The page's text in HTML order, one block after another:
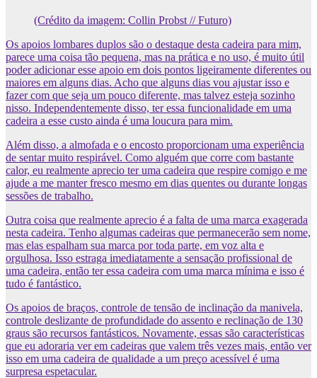
(Crédito da imagem: Collin Probst // Futuro)
Os apoios lombares duplos são o destaque desta cadeira para mim,
parece uma coisa tão pequena, mas na prática e no uso, é muito útil
poder adicionar esse apoio em dois pontos ligeiramente diferentes ou
maiores em alguns dias. Acho que alguns dias vou ajustar isso e
fazer com que seja um pouco diferente, mas talvez esteja sozinho
nisso. Independentemente disso, ter essa funcionalidade em uma
cadeira a esse custo ainda é uma loucura para mim.
Além disso, a almofada e o encosto proporcionam uma experiência
de sentar muito respirável. Como alguém que corre com bastante
calor, eu realmente aprecio ter uma cadeira que respire comigo e me
ajude a me manter fresco mesmo em dias quentes ou durante longas
sessões de trabalho.
Outra coisa que realmente aprecio é a falta de uma marca exagerada
nesta cadeira. Tenho algumas cadeiras que permanecerão sem nome,
mas elas espalham sua marca por toda parte, em voz alta e
orgulhosa. Isso estraga imediatamente a sensação profissional de
uma cadeira, então ter essa cadeira com uma marca mínima e isso é
tudo é fantástico.
Os apoios de braços, controle de tensão de inclinação da manivela,
controle deslizante de profundidade do assento e reclinação de 130
graus são recursos fantásticos. Novamente, essas são características
que eu adoraria ver em cadeiras que valem três vezes mais, então ver
isso em uma cadeira de qualidade a um preço acessível é uma
surpresa espetacular.